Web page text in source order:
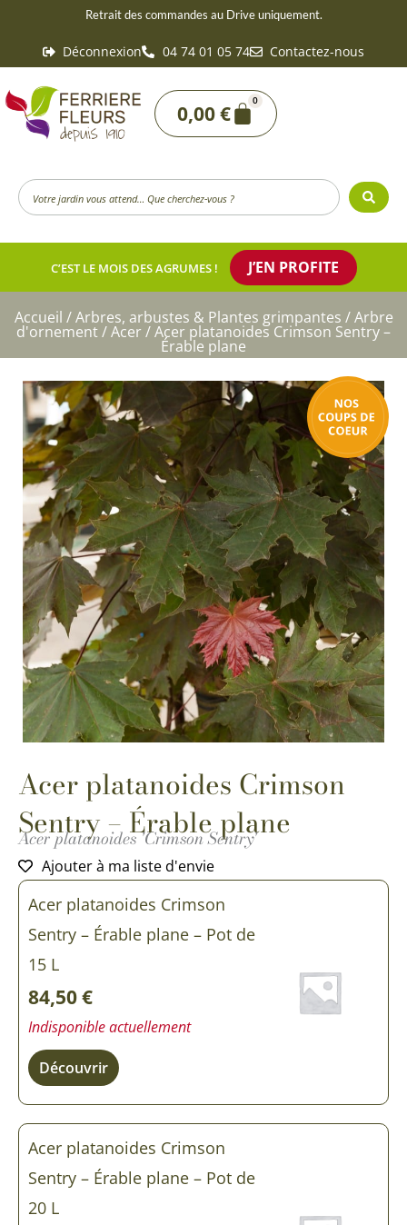
contenu
Retrait des commandes au Drive uniquement.
Déconnexion 04 74 01 05 74 Contactez-nous
0,00€
0
Panier
Search
...
C’EST LE MOIS DES AGRUMES ! J’EN PROFITE
Accueil /Arbres, arbustes & Plantes grimpantes /Arbre
d'ornement/Acer/ Acer platanoides Crimson Sentry –
Érable plane
Acer platanoides Crimson
Sentry – Érable plane
Acer platanoides 'Crimson Sentry'
Ajouter à ma liste d'envie
Acer platanoides Crimson
Sentry – Érable plane – Pot de
15 L
84,50€
Indisponible actuellement
Découvrir
Acer platanoides Crimson
Sentry – Érable plane – Pot de
20 L